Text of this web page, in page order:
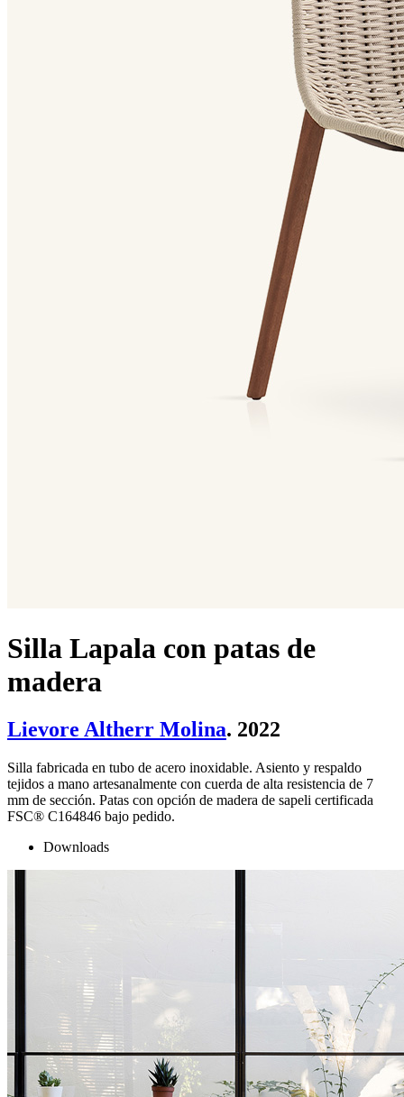
Silla Lapala con patas de
madera
Lievore Altherr Molina. 2022
Silla fabricada en tubo de acero inoxidable. Asiento y respaldo
tejidos a mano artesanalmente con cuerda de alta resistencia de 7
mm de sección. Patas con opción de madera de sapeli certificada
FSC® C164846 bajo pedido.
Downloads